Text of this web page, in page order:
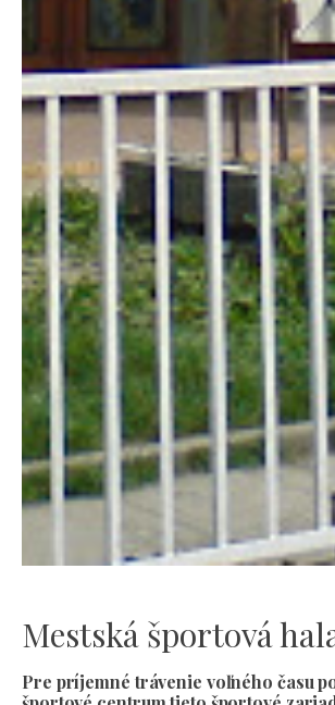
Mestská športová
Pre príjemné trávenie voľného času